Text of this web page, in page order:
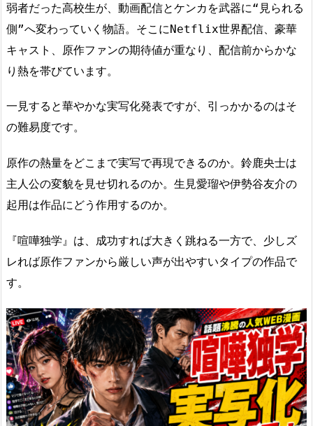
弱者だった高校生が、動画配信とケンカを武器に“見られる
側”へ変わっていく物語。そこにNetflix世界配信、豪華
キャスト、原作ファンの期待値が重なり、配信前からかな
り熱を帯びています。
一見すると華やかな実写化発表ですが、引っかかるのはそ
の難易度です。
原作の熱量をどこまで実写で再現できるのか。鈴鹿央士は
主人公の変貌を見せ切れるのか。生見愛瑠や伊勢谷友介の
起用は作品にどう作用するのか。
『喧嘩独学』は、成功すれば大きく跳ねる一方で、少しズ
レれば原作ファンから厳しい声が出やすいタイプの作品で
す。